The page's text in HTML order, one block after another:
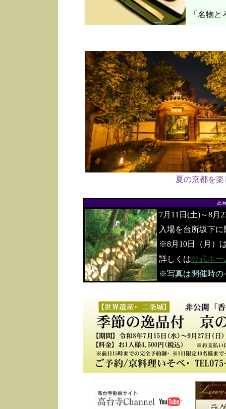
「名物と
夏の京都を
高
7月11日(土)～8月
入場を台所坂下
※8月10日（月）
詳しくは公式ホー
※写真は開催時の